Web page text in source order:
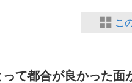
こ
て都合が良かった面